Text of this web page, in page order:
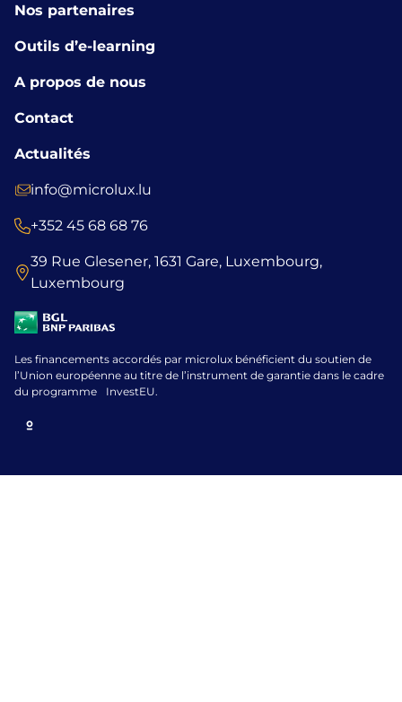
Nos partenaires
Outils d’e-learning
A propos de nous
Contact
Actualités
info@microlux.lu
+352 45 68 68 76
39 Rue Glesener, 1631 Gare, Luxembourg,
Luxembourg
Les financements accordés par microlux bénéficient du soutien de
l’Union européenne au titre de l’instrument de garantie dans le cadre
du programme InvestEU.